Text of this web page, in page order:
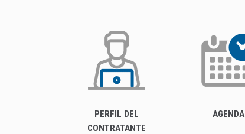
PERFIL DEL
CONTRATANTE
AGENDA